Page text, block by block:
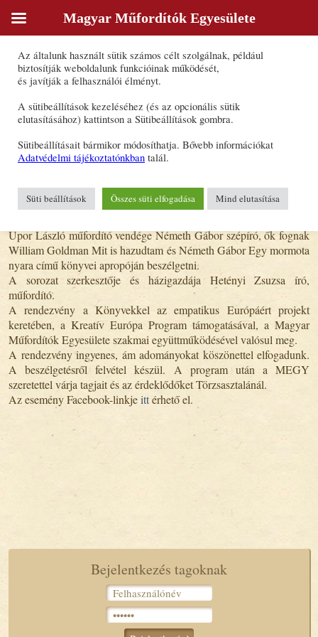
1 sima, 1 fordított: Könyvcsere Upor
Lászlóval és Németh Gáborral a Három
Hollóban!
2024. február 28., 07:18
sorozatának folytatjuk idei programját, március 6-án szerdán 19
órai kezdettel a Három Holló / Drei Raben kávéházban (1052
Upor László műfordító vendége Németh Gábor szépíró, ők fognak
William Goldman Mit is hazudtam és Németh Gábor Egy mormota
nyara című könyvei apropóján beszélgetni.
A sorozat szerkesztője és házigazdája Hetényi Zsuzsa író,
műfordító.
A rendezvény a Könyvekkel az empatikus Európáért projekt
keretében, a Kreatív Európa Program támogatásával, a Magyar
Műfordítók Egyesülete szakmai együttműködésével valósul meg.
A rendezvény ingyenes, ám adományokat köszönettel elfogadunk.
A beszélgetésről felvétel készül. A program után a MEGY
szeretettel várja tagjait és az érdeklődőket Törzsasztalánál.
Az esemény Facebook-linkjeittérhető el.
Bejelentkezés tagoknak
Sütik
Az általunk használt sütik számos célt szolgálnak, például
biztosítják weboldalunk funkcióinak működését,
és javítják a felhasználói élményt.
A sütibeállítások kezeléséhez (és az opcionális sütik
elutasításához) kattintson a Sütibeállítások gombra.
Sütibeállításait bármikor módosíthatja. Bővebb információkat
Adatvédelmi tájékoztatónkban talál.
Süti beállítások Összes süti elfogadása Mind elutasítása
Magyar Műfordítók Egyesülete